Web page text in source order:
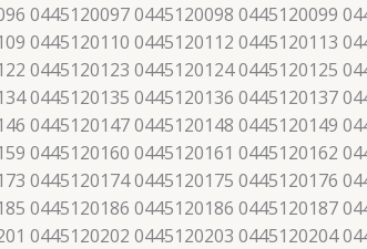
0445120097 0445120098 0445120099
0445120110 0445120112 0445120113
0445120123 0445120124 0445120125
0445120135 0445120136 0445120137
0445120147 0445120148 0445120149
0445120160 0445120161 0445120162
0445120174 0445120175 0445120176
0445120186 0445120186 0445120187
0445120202 0445120203 0445120204